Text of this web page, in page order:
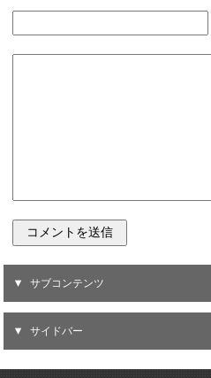
サブコンテンツ
サイドバー